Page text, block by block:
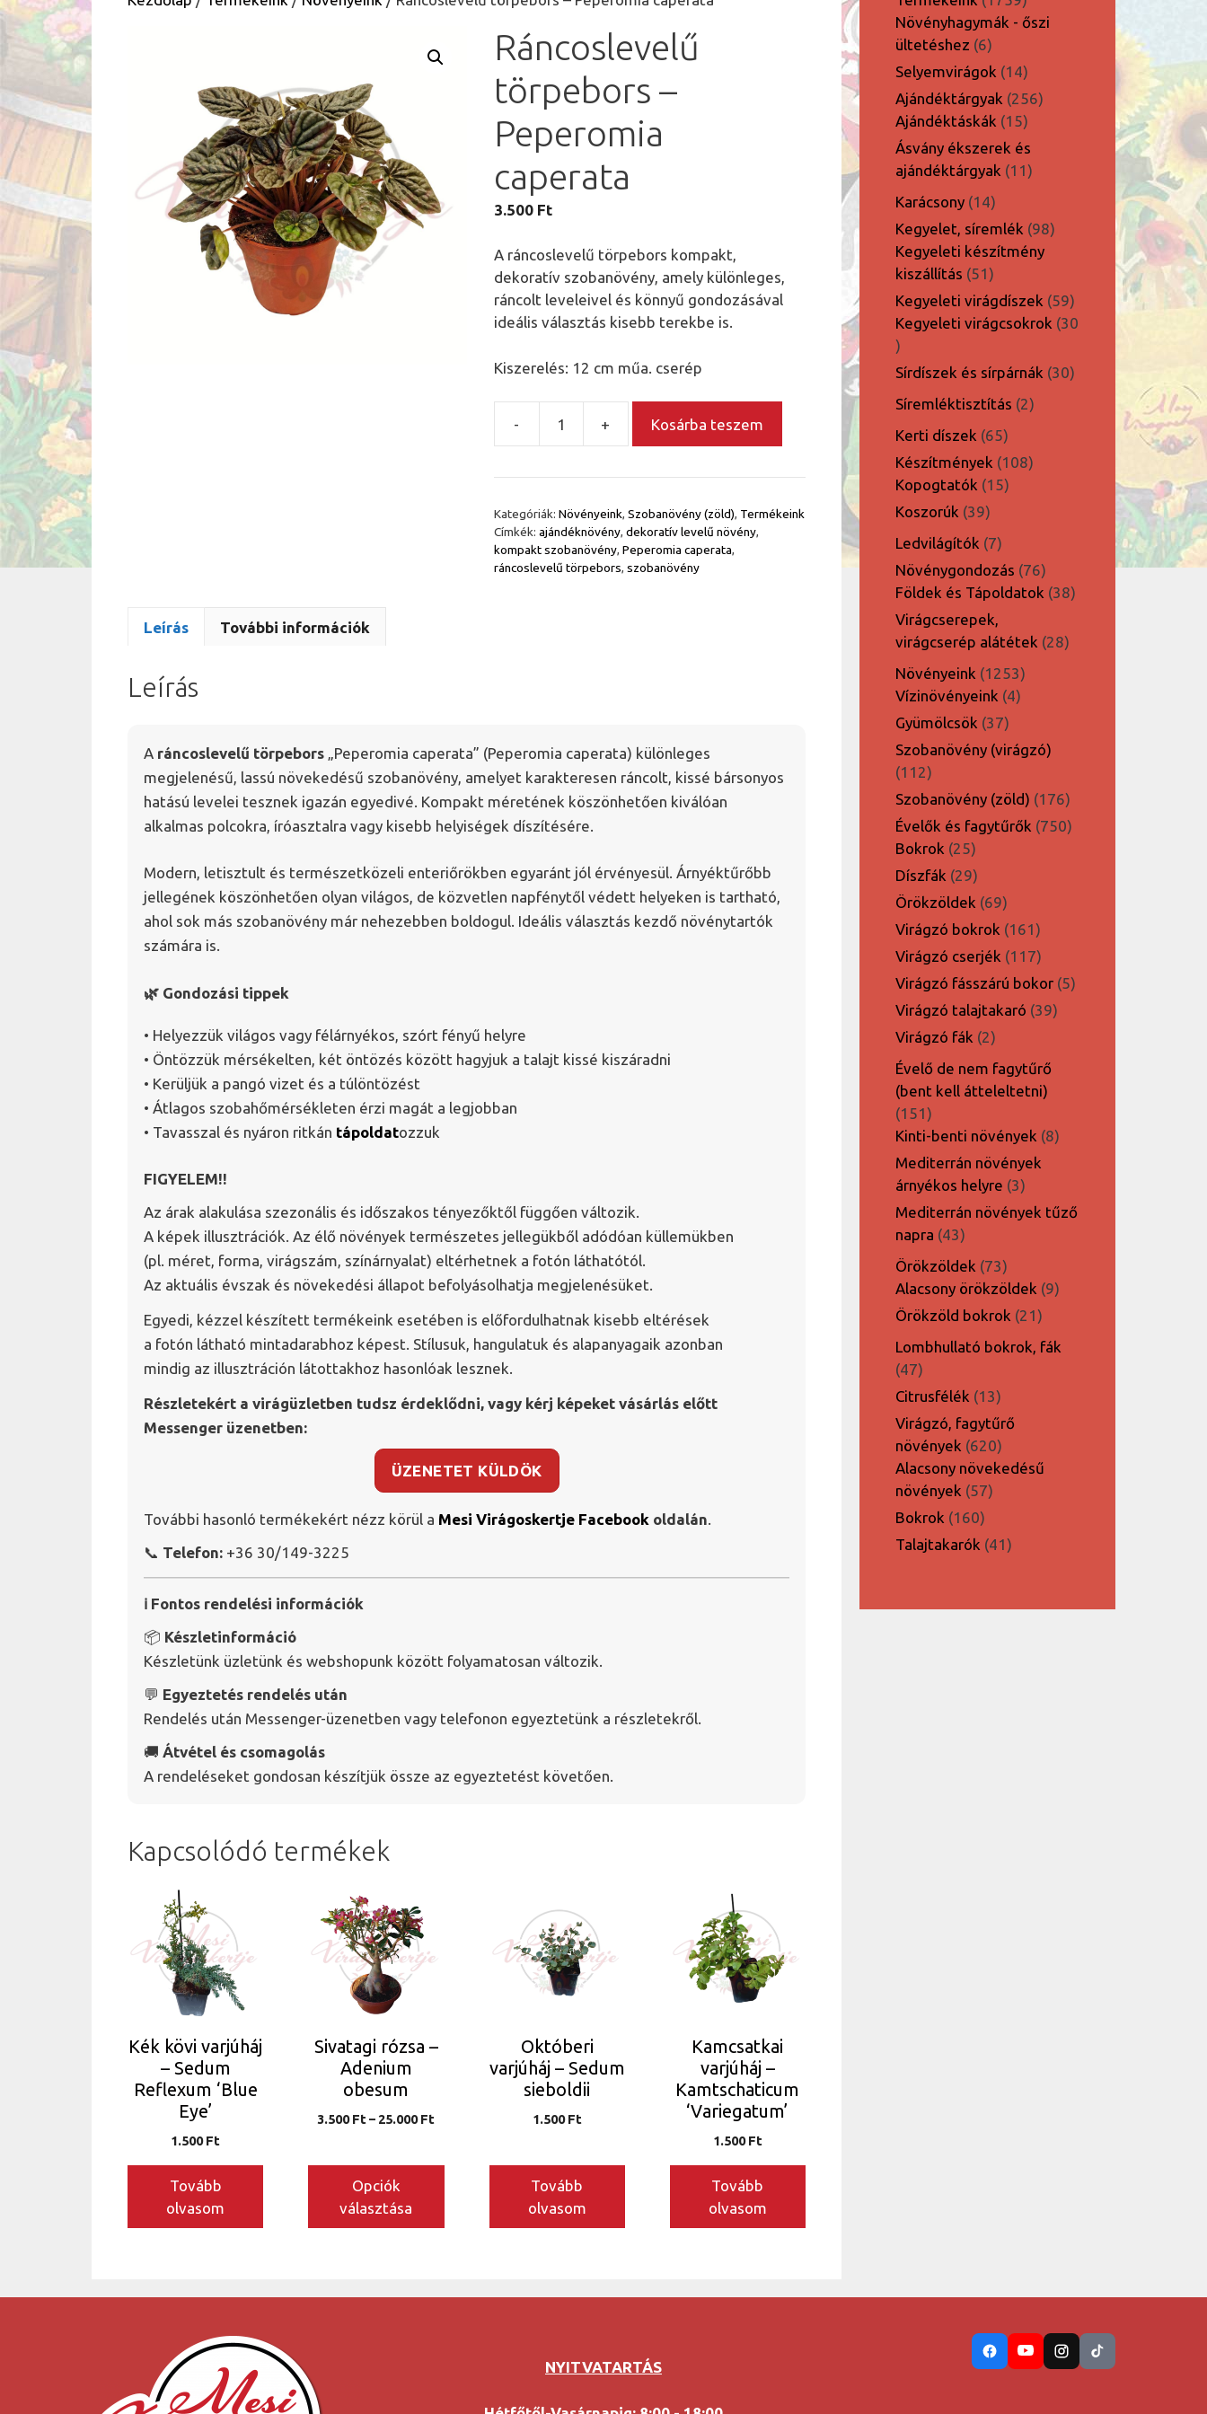
Ráncoslevelű
törpebors –
Peperomia
caperata
3.500 Ft
A ráncoslevelű törpebors kompakt,
dekoratív szobanövény, amely különleges,
ráncolt leveleivel és könnyű gondozásával
ideális választás kisebb terekbe is.
Kiszerelés: 12 cm műa. cserép
-
Ráncoslevelű
–
caperata
mennyiség
+ Kosárba teszem
Kategóriák: Növényeink, Szobanövény (zöld), Termékeink
Címkék: ajándéknövény, dekoratív levelű növény,
kompakt szobanövény, Peperomia caperata,
ráncoslevelű törpebors, szobanövény
Leírás További információk
Leírás
A ráncoslevelű törpebors „Peperomia caperata” (Peperomia caperata) különleges
megjelenésű, lassú növekedésű szobanövény, amelyet karakteresen ráncolt, kissé bársonyos
hatású levelei tesznek igazán egyedivé. Kompakt méretének köszönhetően kiválóan
alkalmas polcokra, íróasztalra vagy kisebb helyiségek díszítésére.
Modern, letisztult és természetközeli enteriőrökben egyaránt jól érvényesül. Árnyéktűrőbb
jellegének köszönhetően olyan világos, de közvetlen napfénytől védett helyeken is tartható,
ahol sok más szobanövény már nehezebben boldogul. Ideális választás kezdő növénytartók
számára is.
🌿 Gondozási tippek
• Helyezzük világos vagy félárnyékos, szórt fényű helyre
• Öntözzük mérsékelten, két öntözés között hagyjuk a talajt kissé kiszáradni
• Kerüljük a pangó vizet és a túlöntözést
• Átlagos szobahőmérsékleten érzi magát a legjobban
• Tavasszal és nyáron ritkán tápoldatozzuk
FIGYELEM!!
Az árak alakulása szezonális és időszakos tényezőktől függően változik.
A képek illusztrációk. Az élő növények természetes jellegükből adódóan küllemükben
(pl. méret, forma, virágszám, színárnyalat) eltérhetnek a fotón láthatótól.
Az aktuális évszak és növekedési állapot befolyásolhatja megjelenésüket.
Egyedi, kézzel készített termékeink esetében is előfordulhatnak kisebb eltérések
a fotón látható mintadarabhoz képest. Stílusuk, hangulatuk és alapanyagaik azonban
mindig az illusztráción látottakhoz hasonlóak lesznek.
Részletekért a virágüzletben tudsz érdeklődni, vagy kérj képeket vásárlás előtt
Messenger üzenetben:
ÜZENETET KÜLDÖK
További hasonló termékekért nézz körül a Mesi Virágoskertje Facebook oldalán.
📞 Telefon: +36 30/149-3225
ℹ️ Fontos rendelési információk
📦 Készletinformáció
Készletünk üzletünk és webshopunk között folyamatosan változik.
💬 Egyeztetés rendelés után
Rendelés után Messenger-üzenetben vagy telefonon egyeztetünk a részletekről.
🚚 Átvétel és csomagolás
A rendeléseket gondosan készítjük össze az egyeztetést követően.
Kapcsolódó termékek
Kék kövi varjúháj
– Sedum
Reflexum ‘Blue
Eye’
1.500Ft
Tovább
olvasom
Sivatagi rózsa –
Adenium
obesum
3.500Ft– 25.000Ft
Opciók
választása
terméknek
több
variációja
változatok
termékoldalon
választhatók
Októberi
varjúháj – Sedum
sieboldii
1.500Ft
Tovább
olvasom
Kamcsatkai
varjúháj –
Kamtschaticum
‘Variegatum’
1.500Ft
Tovább
olvasom
termék
Növényhagymák - őszi
ültetéshez 66
termék
Selyemvirágok 1414
termék
Ajándéktárgyak 256256
Ajándéktáskák 1515
termék
Ásvány ékszerek és
ajándéktárgyak
1111
Karácsony 1414
termék
Kegyelet, síremlék 9898
Kegyeleti készítmény
kiszállítás 5151
termék
Kegyeleti virágdíszek 5959
termék
Kegyeleti virágcsokrok 30
30
termék
Sírdíszek és sírpárnák 3030
Síremléktisztítás 22
Kerti díszek 6565
termék
Készítmények 108108
Kopogtatók 1515
Koszorúk 3939
termék
Ledvilágítók 77
termék
Növénygondozás 7676
termék
Földek és Tápoldatok 3838
Virágcserepek,
virágcserép alátétek 2828
Növényeink 12531253
termék
Vízinövényeink 44
Gyümölcsök 3737
termék
Szobanövény (virágzó)
112112
termék
Szobanövény (zöld) 176176
termék
Évelők és fagytűrők 750750
Bokrok 2525
termék
Díszfák 2929
termék
Örökzöldek 6969
termék
Virágzó bokrok 161161
termék
Virágzó cserjék 117117
termék
Virágzó fásszárú bokor 55
Virágzó talajtakaró 3939
Virágzó fák 22
termék
Évelő de nem fagytűrő
(bent kell átteleltetni)
151151
termék
Kinti-benti növények 88
Mediterrán növények
árnyékos helyre 33
termék
Mediterrán növények tűző
napra 4343
termék
Örökzöldek 7373
termék
Alacsony örökzöldek 99
Örökzöld bokrok 2121
termék
Lombhullató bokrok, fák
4747
termék
Citrusfélék 1313
termék
Virágzó, fagytűrő
növények 620620
termék
Alacsony növekedésű
növények 5757
Bokrok 160160
termék
Talajtakarók 4141
NYITVATARTÁS